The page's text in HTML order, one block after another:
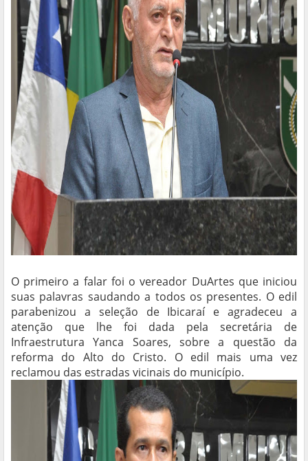
O primeiro a falar foi o vereador DuArtes que iniciou
suas palavras saudando a todos os presentes. O edil
parabenizou a seleção de Ibicaraí e agradeceu a
atenção que lhe foi dada pela secretária de
Infraestrutura Yanca Soares, sobre a questão da
reforma do Alto do Cristo. O edil mais uma vez
reclamou das estradas vicinais do município.